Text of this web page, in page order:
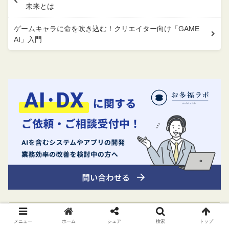
未来とは
ゲームキャラに命を吹き込む！クリエイター向け「GAME
AI」入門
メニュー ホーム シェア 検索 トップ